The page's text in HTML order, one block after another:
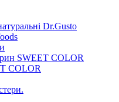
Dr.Gusto
SWEET COLOR
COLOR